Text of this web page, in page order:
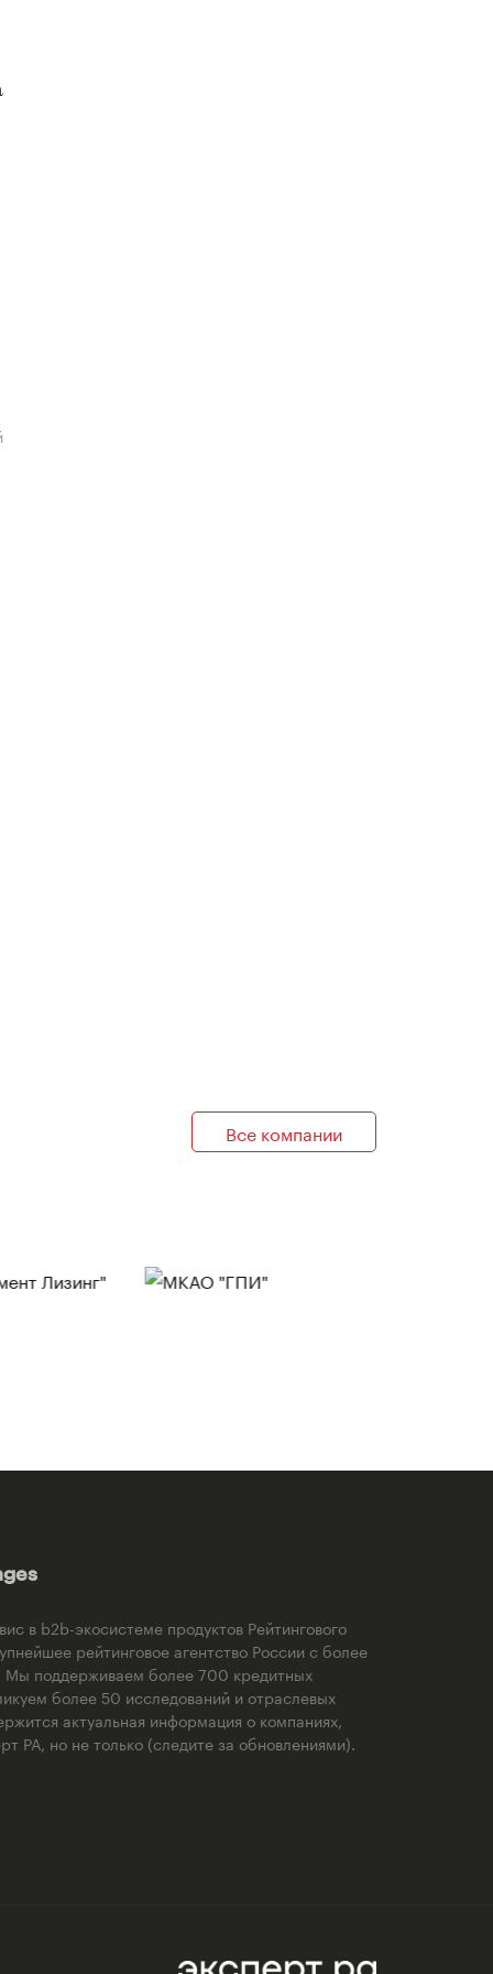
Все компании
в b2b-экосистеме продуктов Рейтингового
рейтинговое агентство России с более
Мы поддерживаем более 700 кредитных
более 50 исследований и отраслевых
актуальная информация о компаниях,
РА, но не только (следите за обновлениями).